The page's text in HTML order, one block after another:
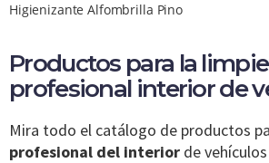
Higienizante Alfombrilla Pino
Productos para la
profesional interior de
Mira todo el catálogo de productos
profesional del interior de